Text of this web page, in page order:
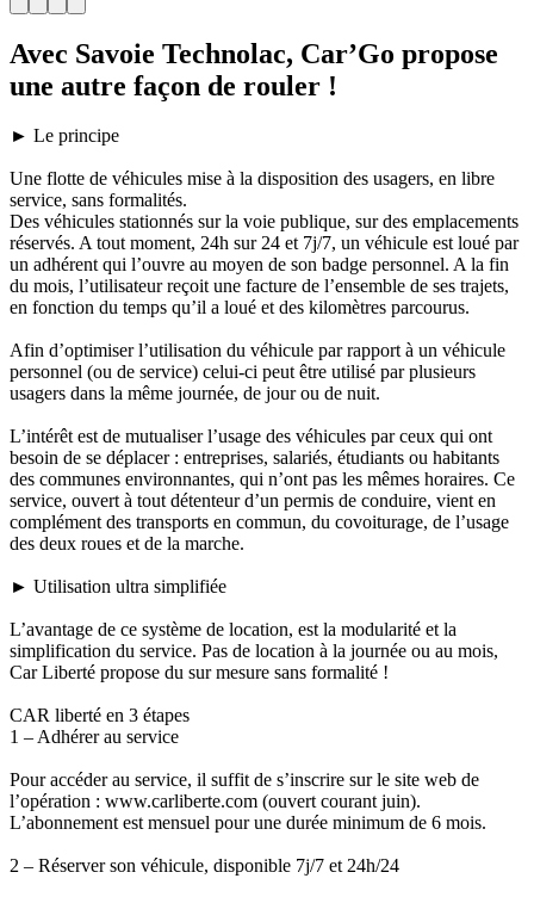
Avec Savoie Technolac, Car’Go propose
une autre façon de rouler !
► Le principe
Une flotte de véhicules mise à la disposition des usagers, en libre
service, sans formalités.
Des véhicules stationnés sur la voie publique, sur des emplacements
réservés. A tout moment, 24h sur 24 et 7j/7, un véhicule est loué par
un adhérent qui l’ouvre au moyen de son badge personnel. A la fin
du mois, l’utilisateur reçoit une facture de l’ensemble de ses trajets,
en fonction du temps qu’il a loué et des kilomètres parcourus.
Afin d’optimiser l’utilisation du véhicule par rapport à un véhicule
personnel (ou de service) celui-ci peut être utilisé par plusieurs
usagers dans la même journée, de jour ou de nuit.
L’intérêt est de mutualiser l’usage des véhicules par ceux qui ont
besoin de se déplacer : entreprises, salariés, étudiants ou habitants
des communes environnantes, qui n’ont pas les mêmes horaires. Ce
service, ouvert à tout détenteur d’un permis de conduire, vient en
complément des transports en commun, du covoiturage, de l’usage
des deux roues et de la marche.
► Utilisation ultra simplifiée
L’avantage de ce système de location, est la modularité et la
simplification du service. Pas de location à la journée ou au mois,
Car Liberté propose du sur mesure sans formalité !
CAR liberté en 3 étapes
1 – Adhérer au service
Pour accéder au service, il suffit de s’inscrire sur le site web de
l’opération : www.carliberte.com (ouvert courant juin).
L’abonnement est mensuel pour une durée minimum de 6 mois.
2 – Réserver son véhicule, disponible 7j/7 et 24h/24